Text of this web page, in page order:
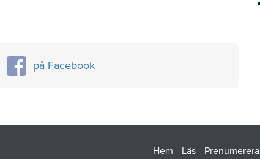
på Facebook
Hem Läs Prenumerera